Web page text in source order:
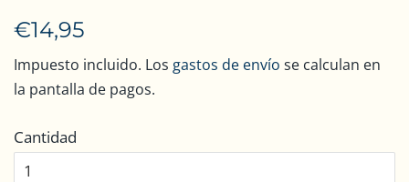
Precio
€14,95
venta
Impuesto incluido. Los gastos de envío se calculan en
la pantalla de pagos.
Cantidad